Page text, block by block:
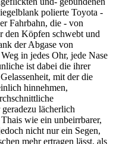
polierte Toyota -
Fahrbahn, die - von
den Köpfen schwebt und
der Abgase von
in jedes Ohr, jede Nase
ist dabei die ihrer
mit der die
hinnehmen,
lächerlich
wie ein unbeirrbarer,
nicht nur ein Segen,
mehr ertragen lässt, als